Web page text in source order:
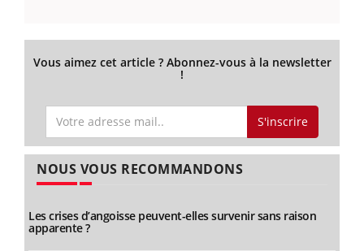
Vous aimez cet article ? Abonnez-vous à la newsletter
!
S'inscrire
NOUS VOUS RECOMMANDONS
Les crises d’angoisse peuvent-elles survenir sans raison
apparente ?